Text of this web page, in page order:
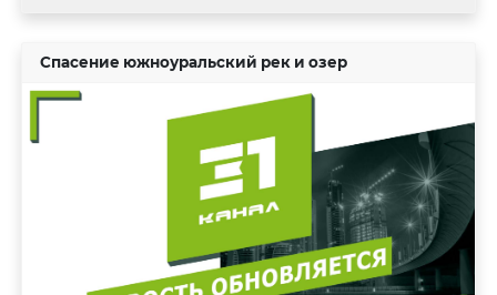
Спасение южноуральский рек и озер